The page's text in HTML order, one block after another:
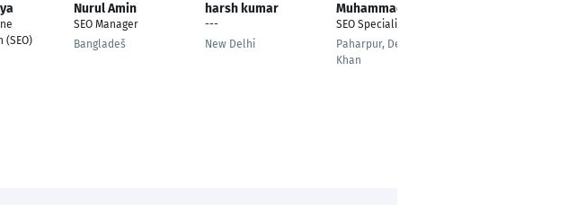
(SEO)
Nurul Amin
SEO Manager
Bangladeš
harsh kumar
---
New Delhi
Muhammad Jamil
SEO Specialist
Paharpur, Dera Ismail
Khan